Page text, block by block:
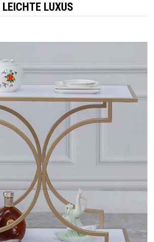
LEICHTE LUXUS